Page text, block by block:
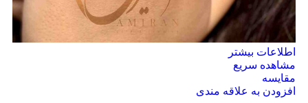
اطلاعات بیشتر
مشاهده سریع
مقایسه
افزودن به علاقه مندی